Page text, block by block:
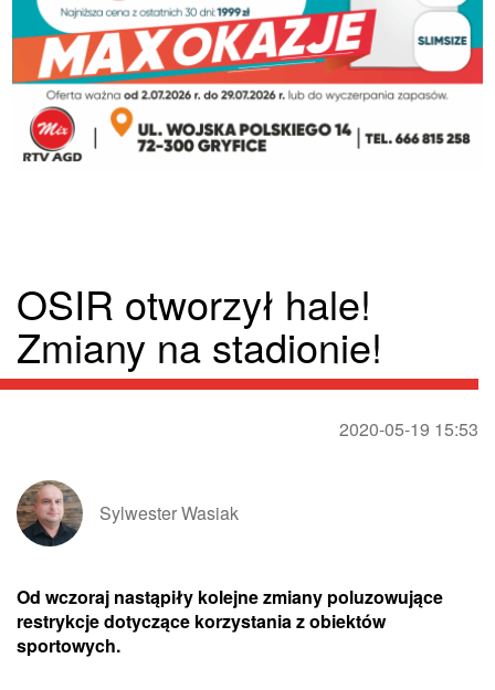
OSIR otworzył hale!
Zmiany na stadionie!
2020-05-19 15:53
Sylwester Wasiak
Od wczoraj nastąpiły kolejne zmiany poluzowujące
restrykcje dotyczące korzystania z obiektów
sportowych.